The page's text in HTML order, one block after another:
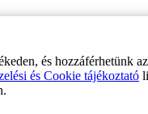
és hozzáférhetünk
és Cookie tájékoztató